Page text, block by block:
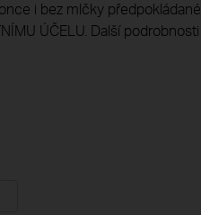
i bez mlčky předpokládané
ÚČELU. Další podrobnosti